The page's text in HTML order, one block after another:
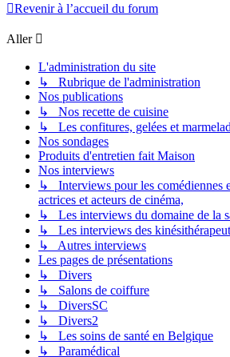
Revenir à l’accueil du forum
Aller
L'administration du site
↳ Rubrique de l'administration
Nos publications
↳ Nos recette de cuisine
↳ Les confitures, gelées et
Nos sondages
Produits d'entretien fait Maison
Nos interviews
↳ Interviews pour les comédiennes
actrices et acteurs de cinéma,
↳ Les interviews du domaine de la
↳ Les interviews des
↳ Autres interviews
Les pages de présentations
↳ Divers
↳ Salons de coiffure
↳ DiversSC
↳ Divers2
↳ Les soins de santé en Belgique
↳ Paramédical